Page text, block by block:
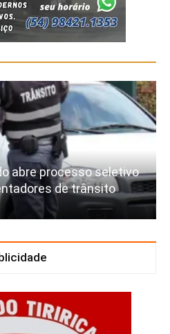
abre processo seletivo
de trânsito